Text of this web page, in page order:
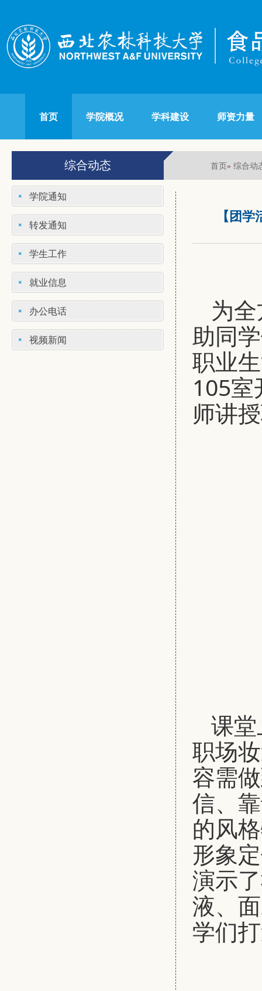
首页 学院概况 学科建设 师资力量
综合动态 首页» 综合动
学院通知
转发通知
学生工作
就业信息
办公电话
视频新闻
【团
为
助同
职业
105
师讲
课
职场
容需
信、
的风
形象
演示
液、
学们